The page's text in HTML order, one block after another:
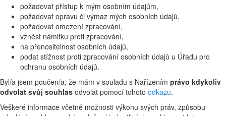
požadovat přístup k mým osobním údajům,
požadovat opravu či výmaz mých osobních údajů,
požadovat omezení zpracování,
vznést námitku proti zpracování,
na přenositelnost osobních údajů,
podat stížnost proti zpracování osobních údajů u Úřadu pro
ochranu osobních údajů.
Byl/a jsem poučen/a, že mám v souladu s Nařízením právo kdykoliv
odvolat svůj souhlas odvolat pomocí tohoto odkazu.
Veškeré informace včetně možnosti výkonu svých práv, způsobu